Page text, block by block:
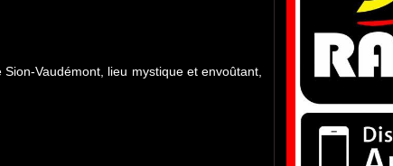
Vaudémont, lieu mystique et envoûtant,